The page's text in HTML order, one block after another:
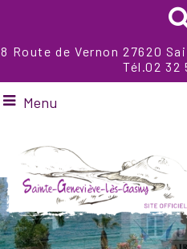
8 Route de Vernon 27620
Tél.02 32
Menu